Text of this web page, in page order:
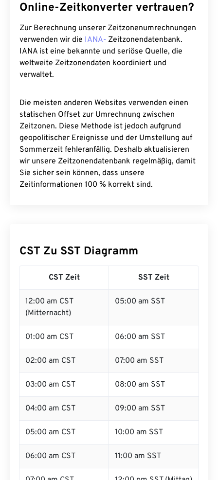
Online-Zeitkonverter vertrauen?
Zur Berechnung unserer Zeitzonenumrechnungen
verwenden wir die IANA- Zeitzonendatenbank.
IANA ist eine bekannte und seriöse Quelle, die
weltweite Zeitzonendaten koordiniert und
verwaltet.
Die meisten anderen Websites verwenden einen
statischen Offset zur Umrechnung zwischen
Zeitzonen. Diese Methode ist jedoch aufgrund
geopolitischer Ereignisse und der Umstellung auf
Sommerzeit fehleranfällig. Deshalb aktualisieren
wir unsere Zeitzonendatenbank regelmäßig, damit
Sie sicher sein können, dass unsere
Zeitinformationen 100 % korrekt sind.
CST Zu SST Diagramm
CST Zeit SST Zeit
12:00 am CST
(Mitternacht)
05:00 am SST
01:00 am CST 06:00 am SST
02:00 am CST 07:00 am SST
03:00 am CST 08:00 am SST
04:00 am CST 09:00 am SST
05:00 am CST 10:00 am SST
06:00 am CST 11:00 am SST